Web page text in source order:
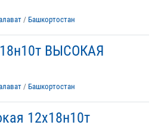
/ Башкортостан
ВЫСОКАЯ
/ Башкортостан
12х18н10т